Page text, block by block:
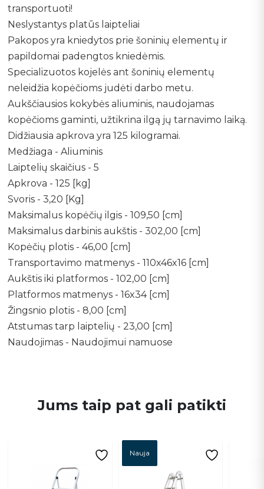
transportuoti!
Neslystantys platūs laipteliai
Pakopos yra kniedytos prie šoninių elementų ir
papildomai padengtos kniedėmis.
Specializuotos kojelės ant šoninių elementų
neleidžia kopėčioms judėti darbo metu.
Aukščiausios kokybės aliuminis, naudojamas
kopėčioms gaminti, užtikrina ilgą jų tarnavimo laiką.
Didžiausia apkrova yra 125 kilogramai.
Medžiaga - Aliuminis
Laiptelių skaičius - 5
Apkrova - 125 [kg]
Svoris - 3,20 [Kg]
Maksimalus kopėčių ilgis - 109,50 [cm]
Maksimalus darbinis aukštis - 302,00 [cm]
Kopėčių plotis - 46,00 [cm]
Transportavimo matmenys - 110x46x16 [cm]
Aukštis iki platformos - 102,00 [cm]
Platformos matmenys - 16x34 [cm]
Žingsnio plotis - 8,00 [cm]
Atstumas tarp laiptelių - 23,00 [cm]
Naudojimas - Naudojimui namuose
Jums taip pat gali patikti
Nauja